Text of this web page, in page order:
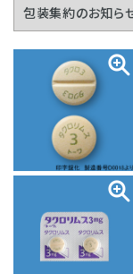
包装集約のお知ら